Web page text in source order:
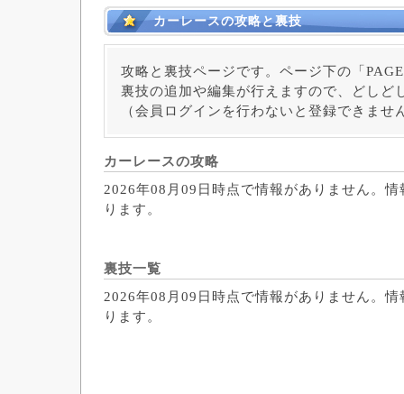
カーレースの攻略と裏技
攻略と裏技ページです。ページ下の「
裏技の追加や編集が行えますので、どしど
（会員ログインを行わないと登録できませ
カーレースの攻略
2026年08月09日時点で情報がありません。
ります。
裏技一覧
2026年08月09日時点で情報がありません。
ります。